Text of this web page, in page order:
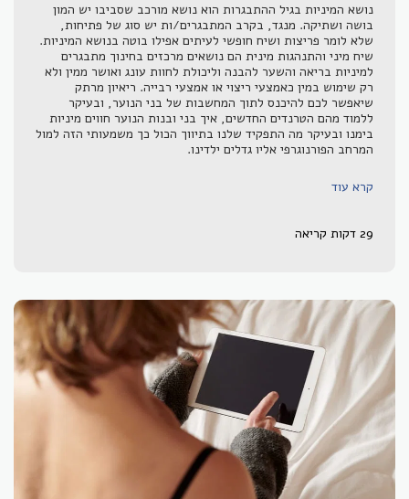
נושא המיניות בגיל ההתבגרות הוא נושא מורכב שסביבו יש המון
בושה ושתיקה. מנגד, בקרב המתבגרים/ות יש סוג של פתיחות,
שלא לומר פריצות ושיח חופשי לעיתים אפילו בוטה בנושא המיניות.
שיח מיני והתנהגות מינית הם נושאים מרכזים בחינוך מתבגרים
למיניות בריאה והשער להבנה וליכולת לחוות עונג ואושר ממין ולא
רק שימוש במין כאמצעי ריצוי או אמצעי רבייה. ריאיון מרתק
שיאפשר לכם להיכנס לתוך המחשבות של בני הנוער, ובעיקר
ללמוד מהם הטרנדים החדשים, איך בני ובנות הנוער חווים מיניות
בימנו ובעיקר מה התפקיד שלנו בתיווך הכול כך משמעותי הזה למול
המרחב הפורנוגרפי אליו גדלים ילדינו.
קרא עוד
29 דקות קריאה